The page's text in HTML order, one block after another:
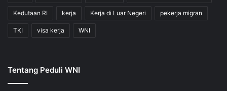
Kedutaan RI kerja Kerja di Luar Negeri pekerja migran
TKI visa kerja WNI
Tentang Peduli WNI